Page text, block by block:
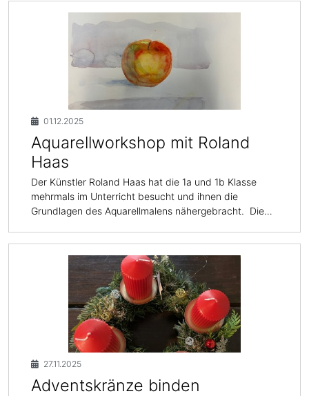
01.12.2025
Aquarellworkshop mit Roland
Haas
Der Künstler Roland Haas hat die 1a und 1b Klasse
mehrmals im Unterricht besucht und ihnen die
Grundlagen des Aquarellmalens nähergebracht. Die…
27.11.2025
Adventskränze binden